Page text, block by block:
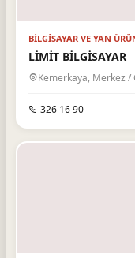
BILGISAYAR VE YAN
LİMİT BİLGİSAYAR
Kemerkaya, Merkez /
326 16 90